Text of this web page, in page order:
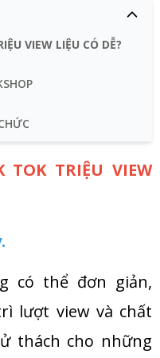
VIEW LIỆU CÓ DỄ?
TOK TRIỆU VIEW
.
có thể đơn giản,
lượt view và chất
thách cho những